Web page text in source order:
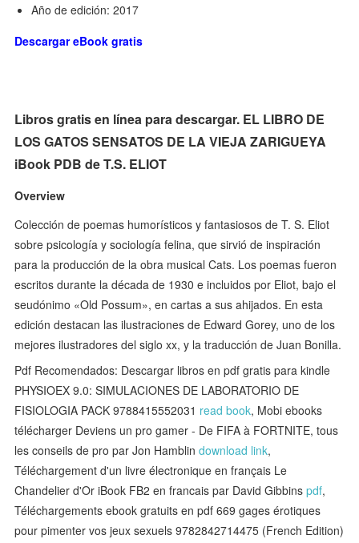
Año de edición: 2017
Descargar eBook gratis
Libros gratis en línea para descargar. EL LIBRO DE
LOS GATOS SENSATOS DE LA VIEJA ZARIGUEYA
iBook PDB de T.S. ELIOT
Overview
Colección de poemas humorísticos y fantasiosos de T. S. Eliot
sobre psicología y sociología felina, que sirvió de inspiración
para la producción de la obra musical Cats. Los poemas fueron
escritos durante la década de 1930 e incluidos por Eliot, bajo el
seudónimo «Old Possum», en cartas a sus ahijados. En esta
edición destacan las ilustraciones de Edward Gorey, uno de los
mejores ilustradores del siglo xx, y la traducción de Juan Bonilla.
Pdf Recomendados: Descargar libros en pdf gratis para kindle
PHYSIOEX 9.0: SIMULACIONES DE LABORATORIO DE
FISIOLOGIA PACK 9788415552031 read book, Mobi ebooks
télécharger Deviens un pro gamer - De FIFA à FORTNITE, tous
les conseils de pro par Jon Hamblindownload link,
Téléchargement d'un livre électronique en français Le
Chandelier d'Or iBook FB2 en francais par David Gibbinspdf,
Téléchargements ebook gratuits en pdf 669 gages érotiques
pour pimenter vos jeux sexuels 9782842714475 (French Edition)